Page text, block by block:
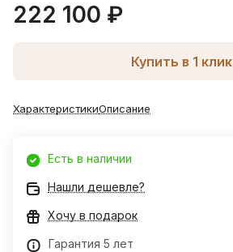
222 100 ₽
Купить в 1 клик
ХарактеристикиОписание
Есть в наличии
Нашли дешевле?
Хочу в подарок
Гарантия 5 лет